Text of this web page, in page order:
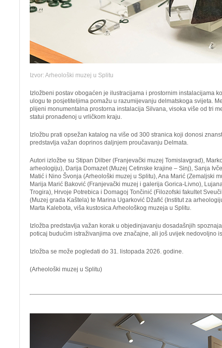
Izvor: Arheološki muzej u Splitu
Izložbeni postav obogaćen je ilustracijama i prostornim instalacijama
ulogu te posjetiteljima pomažu u razumijevanju delmatskoga svijeta.
plijeni monumentalna prostorna instalacija Silvana, visoka više od tri
statui pronađenoj u vrličkom kraju.
Izložbu prati opsežan katalog na više od 300 stranica koji donosi
predstavlja važan doprinos daljnjem proučavanju Delmata.
Autori izložbe su Stipan Dilber (Franjevački muzej Tomislavgrad),
arheologiju), Darija Domazet (Muzej Cetinske krajine – Sinj), Sanja
Matić i Nino Švonja (Arheološki muzej u Splitu), Ana Marić (Zemaljski
Marija Marić Baković (Franjevački muzej i galerija Gorica-Livno),
Trogira), Hrvoje Potrebica i Domagoj Tončinić (Filozofski fakultet
(Muzej grada Kaštela) te Marina Ugarković Džafić (Institut za
Marta Kalebota, viša kustosica Arheološkog muzeja u Splitu.
Izložba predstavlja važan korak u objedinjavanju dosadašnjih
poticaj budućim istraživanjima ove značajne, ali još uvijek nedovoljno
Izložba se može pogledati do 31. listopada 2026. godine.
(Arheološki muzej u Splitu)